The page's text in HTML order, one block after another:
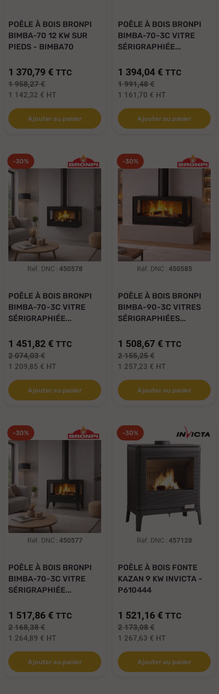
POÊLE À BOIS BRONPI
BIMBA-70 12 KW SUR
PIEDS - BIMBA70
1 370,79 € TTC
1 958,27 €
1 142,32 € HT
Ajouter au panier
POÊLE À BOIS BRONPI
BIMBA-70-3C VITRE
SÉRIGRAPHIÉE...
1 394,04 € TTC
1 991,48 €
1 161,70 € HT
Ajouter au panier
-30%
Réf. DNC : 450578
POÊLE À BOIS BRONPI
BIMBA-70-3C VITRE
SÉRIGRAPHIÉE...
1 451,82 € TTC
2 074,03 €
1 209,85 € HT
Ajouter au panier
-30%
Réf. DNC : 450585
POÊLE À BOIS BRONPI
BIMBA-90-3C VITRES
SÉRIGRAPHIÉES...
1 508,67 € TTC
2 155,25 €
1 257,23 € HT
Ajouter au panier
-30%
Réf. DNC : 450577
POÊLE À BOIS BRONPI
BIMBA-70-3C VITRE
SÉRIGRAPHIÉE...
1 517,86 € TTC
2 168,38 €
1 264,89 € HT
Ajouter au panier
-30%
Réf. DNC : 457128
POÊLE À BOIS FONTE
KAZAN 9 KW INVICTA -
P610444
1 521,16 € TTC
2 173,08 €
1 267,63 € HT
Ajouter au panier